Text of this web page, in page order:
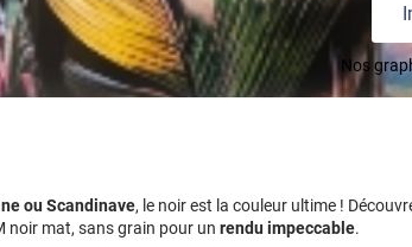
Nos
ou Scandinave, le noir est la couleur ultime !
noir mat, sans grain pour un rendu impeccable.